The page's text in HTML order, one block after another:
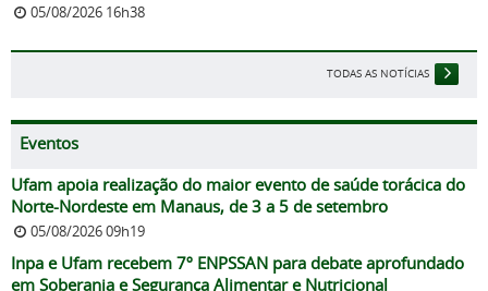
05/08/2026 16h38
TODAS AS NOTÍCIAS
Eventos
Ufam apoia realização do maior evento de saúde torácica do
Norte-Nordeste em Manaus, de 3 a 5 de setembro
05/08/2026 09h19
Inpa e Ufam recebem 7º ENPSSAN para debate aprofundado
em Soberania e Segurança Alimentar e Nutricional